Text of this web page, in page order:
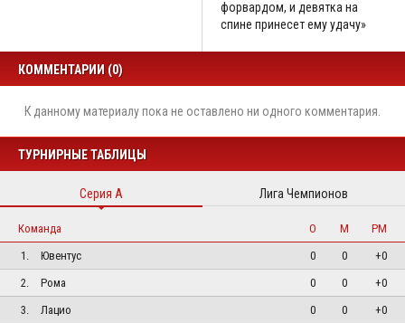
форвардом, и девятка на
спине принесет ему удачу»
КОММЕНТАРИИ (0)
К данному материалу пока не оставлено ни одного комментария.
ТУРНИРНЫЕ ТАБЛИЦЫ
Серия А Лига Чемпионов
Команда О М
РМ
1.
Ювентус 0 0
+0
2.
Рома 0 0
+0
3.
Лацио 0 0
+0